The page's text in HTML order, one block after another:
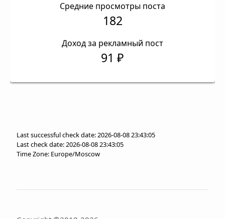
Средние просмотры поста
182
Доход за рекламный пост
91 ₽
Last successful check date: 2026-08-08 23:43:05
Last check date: 2026-08-08 23:43:05
Time Zone: Europe/Moscow